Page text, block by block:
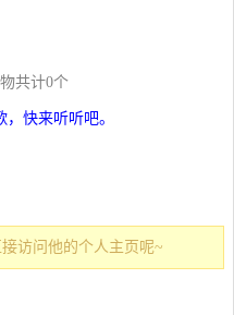
共计0个
快来听听吧。
访问他的个人主页呢~